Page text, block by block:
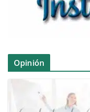
Opinión